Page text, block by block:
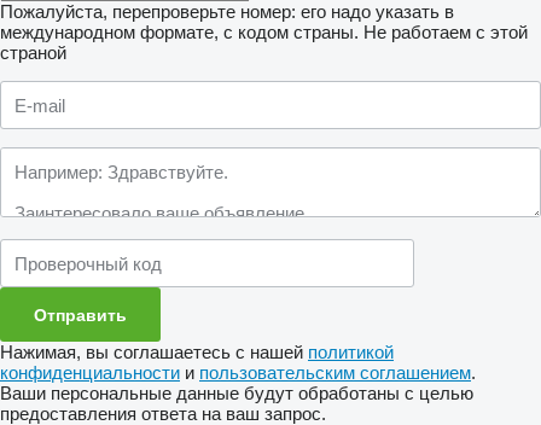
Пожалуйста, перепроверьте номер: его надо указать в
международном формате, с кодом страны. Не работаем с этой
страной
Нажимая, вы соглашаетесь с нашей политикой
конфиденциальности и пользовательским соглашением.
Ваши персональные данные будут обработаны с целью
предоставления ответа на ваш запрос.